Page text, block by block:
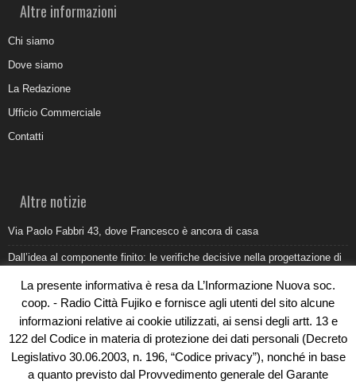
Altre informazioni
Chi siamo
Dove siamo
La Redazione
Ufficio Commerciale
Contatti
Altre notizie
Via Paolo Fabbri 43, dove Francesco è ancora di casa
Dall’idea al componente finito: le verifiche decisive nella progettazione di
Belvedere Marittimo e il report ARPACAL 2026 sulla qualità del mare
Come organizzare e allestire una camera ardente per l’ultimo saluto
Umidità di risalita in casa, come riconoscere i segnali veri
La presente informativa è resa da L’Informazione Nuova soc.
coop. - Radio Città Fujiko e fornisce agli utenti del sito alcune
informazioni relative ai cookie utilizzati, ai sensi degli artt. 13 e
122 del Codice in materia di protezione dei dati personali (Decreto
Legislativo 30.06.2003, n. 196, “Codice privacy”), nonché in base
a quanto previsto dal Provvedimento generale del Garante